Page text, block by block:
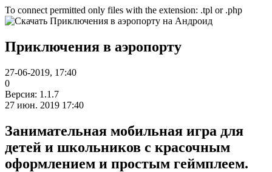
To connect permitted only files with the extension: .tpl or .php
Приключения в аэропорту
27-06-2019, 17:40
0
Версия: 1.1.7
27 июн. 2019 17:40
Занимательная мобильная игра для
детей и школьников с красочным
оформлением и простым геймплеем.